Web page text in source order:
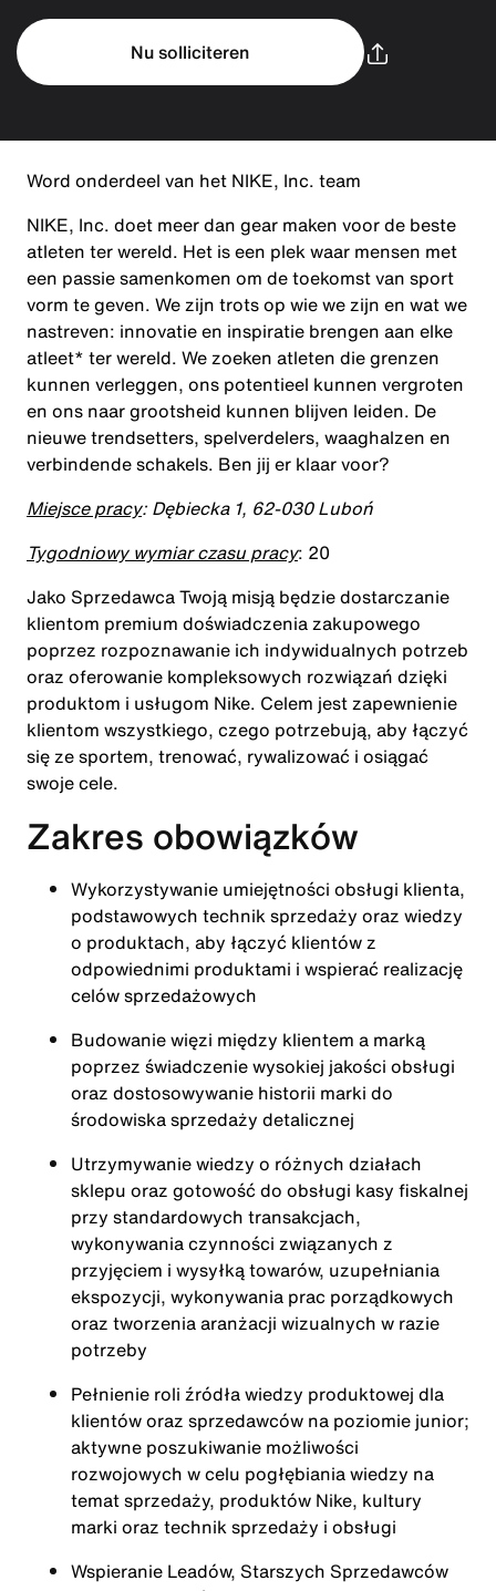
Nu solliciteren
Word onderdeel van het NIKE, Inc. team
NIKE, Inc. doet meer dan gear maken voor de beste
atleten ter wereld. Het is een plek waar mensen met
een passie samenkomen om de toekomst van sport
vorm te geven. We zijn trots op wie we zijn en wat we
nastreven: innovatie en inspiratie brengen aan elke
atleet* ter wereld. We zoeken atleten die grenzen
kunnen verleggen, ons potentieel kunnen vergroten
en ons naar grootsheid kunnen blijven leiden. De
nieuwe trendsetters, spelverdelers, waaghalzen en
verbindende schakels. Ben jij er klaar voor?
Miejsce pracy: Dębiecka 1, 62-030 Luboń
Tygodniowy wymiar czasu pracy: 20
Jako SprzedawcaTwoją misją będzie dostarczanie
klientom premium doświadczenia zakupowego
poprzez rozpoznawanie ich indywidualnych potrzeb
oraz oferowanie kompleksowych rozwiązań dzięki
produktom i usługom Nike. Celem jest zapewnienie
klientom wszystkiego, czego potrzebują, aby łączyć
się ze sportem, trenować, rywalizować i osiągać
swoje cele.
Zakres obowiązków
Wykorzystywanie umiejętności obsługi klienta,
podstawowych technik sprzedaży oraz wiedzy
o produktach, aby łączyć klientów z
odpowiednimi produktami i wspierać realizację
celów sprzedażowych
Budowanie więzi między klientem a marką
poprzez świadczenie wysokiej jakości obsługi
oraz dostosowywanie historii marki do
środowiska sprzedaży detalicznej
Utrzymywanie wiedzy o różnych działach
sklepu oraz gotowość do obsługi kasy fiskalnej
przy standardowych transakcjach,
wykonywania czynności związanych z
przyjęciem i wysyłką towarów, uzupełniania
ekspozycji, wykonywania prac porządkowych
oraz tworzenia aranżacji wizualnych w razie
potrzeby
Pełnienie roli źródła wiedzy produktowej dla
klientów oraz sprzedawców na poziomie junior;
aktywne poszukiwanie możliwości
rozwojowych w celu pogłębiania wiedzy na
temat sprzedaży, produktów Nike, kultury
marki oraz technik sprzedaży i obsługi
Wspieranie Leadów, Starszych Sprzedawców